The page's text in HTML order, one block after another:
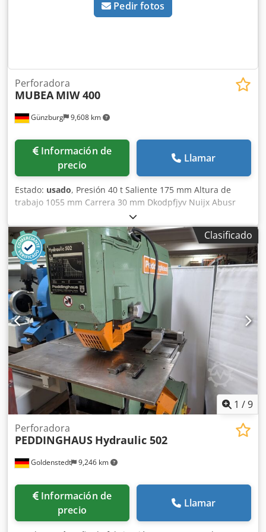
Pedir fotos
Günzburg 9,608 km
Perforadora
MUBEA MIW 400
Información de
precio
Llamar
Estado: usado, Presión 40 t Saliente 175 mm Altura de
trabajo 1055 mm Carrera 30 mm Dkodpfjyv Nuijx Abusr
Espesor máximo de chapa 8 mm Potencia total requerida 4
kW Peso de la máquina aprox. 1020 kg Dimensiones 910 x
670 x 1930 mm
Clasificado
1 /9
Goldenstedt 9,246 km
Perforadora
PEDDINGHAUS Hydraulic 502
Información de
precio
Llamar